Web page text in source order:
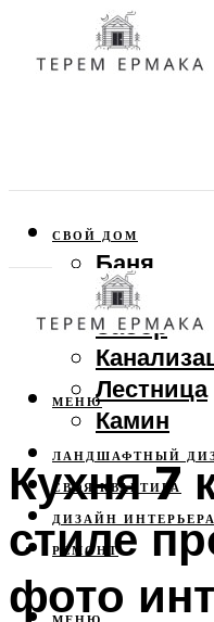
СВОЙ ДОМ
Баня
Веранда
Забор
Лестница
Камин
ЛАНДШАФТНЫЙ
СВОЯ КВАРТИРА
ДИЗАЙН ИНТЕРЬЕРА
РЕМОНТ
МЕНЮ
Кухня 7
стиле
фото